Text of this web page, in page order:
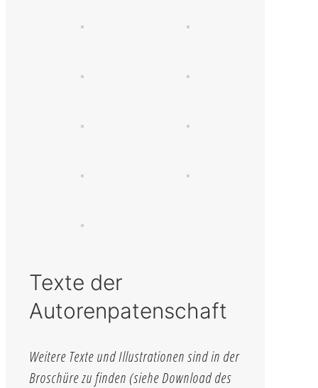
Texte der
Autorenpatenschaft
Weitere Texte und Illustrationen sind in der
Broschüre zu finden (siehe Download des